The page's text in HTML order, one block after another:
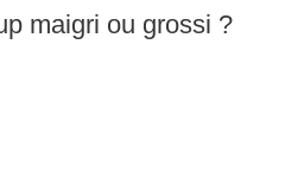
maigri ou grossi ?